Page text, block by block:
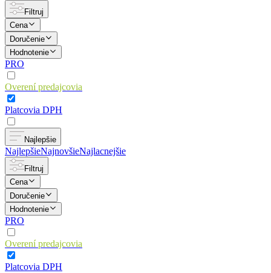
Filtruj
Cena
Doručenie
Hodnotenie
PRO
Overení predajcovia
Platcovia DPH
Najlepšie
NajlepšieNajnovšieNajlacnejšie
Filtruj
Cena
Doručenie
Hodnotenie
PRO
Overení predajcovia
Platcovia DPH